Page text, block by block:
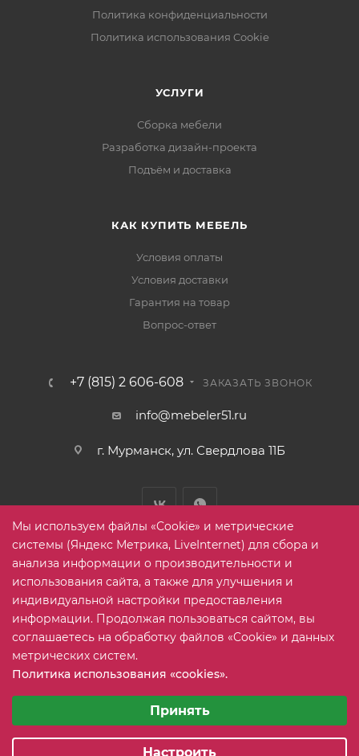
Политика конфиденциальности
Политика использования Cookie
УСЛУГИ
Сборка мебели
Разработка дизайн-проекта
Подъём и доставка
КАК КУПИТЬ МЕБЕЛЬ
Условия оплаты
Условия доставки
Гарантия на товар
Вопрос-ответ
+7 (815) 2 606-608 ЗАКАЗАТЬ ЗВОНОК
info@mebeler51.ru
г. Мурманск, ул. Свердлова 11Б
2005-2026 © mebelier51.ru - модный интернет-магазин не
дорогой корпусной мебели. Все права защищены.
Мы используем файлы «Cookie» и метрические
системы (Яндекс Метрика, LiveInternet) для сбора и
анализа информации о производительности и
использования сайта, а также для улучшения и
индивидуальной настройки предоставления
информации. Продолжая пользоваться сайтом, вы
соглашаетесь на обработку файлов «Cookie» и данных
метрических систем.
Политика использования «cookies».
Аналитические/Функциональные
Принять
Настроить